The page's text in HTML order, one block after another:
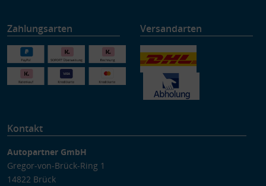
Zahlungsarten Versandarten
Kontakt
Autopartner GmbH
Gregor-von-Brück-Ring 1
14822 Brück